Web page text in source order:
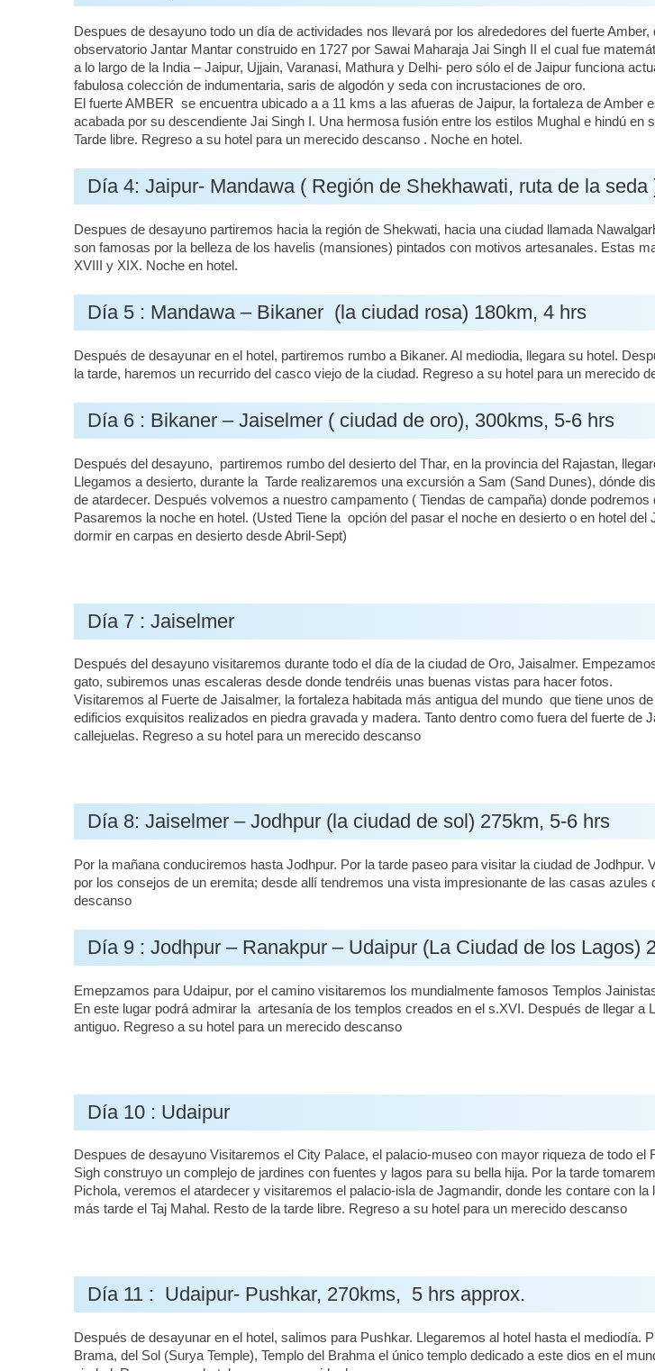
Despues de desayuno todo un día de actividades nos llevará por los alrededores del fuerte
observatorio Jantar Mantar construido en 1727 por Sawai Maharaja Jai Singh II el cual fue
a lo largo de la India – Jaipur, Ujjain, Varanasi, Mathura y Delhi- pero sólo el de Jaipur funciona
fabulosa colección de indumentaria, saris de algodón y seda con incrustaciones de oro.
El fuerte AMBER se encuentra ubicado a a 11 kms a las afueras de Jaipur, la fortaleza de
acabada por su descendiente Jai Singh I. Una hermosa fusión entre los estilos Mughal e hindú
Tarde libre. Regreso a su hotel para un merecido descanso . Noche en hotel.
Día 4: Jaipur- Mandawa ( Región de Shekhawati, ruta de la seda
Despues de desayuno partiremos hacia la región de Shekwati, hacia una ciudad llamada
son famosas por la belleza de los havelis (mansiones) pintados con motivos artesanales. Estas
XVIII y XIX. Noche en hotel.
Día 5 : Mandawa – Bikaner (la ciudad rosa) 180km, 4 hrs
Después de desayunar en el hotel, partiremos rumbo a Bikaner. Al mediodia, llegara su hotel.
la tarde, haremos un recurrido del casco viejo de la ciudad. Regreso a su hotel para un merecido
Día 6 : Bikaner – Jaiselmer ( ciudad de oro), 300kms, 5-6 hrs
Después del desayuno, partiremos rumbo del desierto del Thar, en la provincia del Rajastan,
Llegamos a desierto, durante la Tarde realizaremos una excursión a Sam (Sand Dunes), dónde
de atardecer. Después volvemos a nuestro campamento ( Tiendas de campaña) donde
Pasaremos la noche en hotel. (Usted Tiene la opción del pasar el noche en desierto o en hotel
dormir en carpas en desierto desde Abril-Sept)
Día 7 : Jaiselmer
Después del desayuno visitaremos durante todo el día de la ciudad de Oro, Jaisalmer.
gato, subiremos unas escaleras desde donde tendréis unas buenas vistas para hacer fotos.
Visitaremos al Fuerte de Jaisalmer, la fortaleza habitada más antigua del mundo que tiene unos
edificios exquisitos realizados en piedra gravada y madera. Tanto dentro como fuera del fuerte
callejuelas. Regreso a su hotel para un merecido descanso
Día 8: Jaiselmer – Jodhpur (la ciudad de sol) 275km, 5-6 hrs
Por la mañana conduciremos hasta Jodhpur. Por la tarde paseo para visitar la ciudad de
por los consejos de un eremita; desde allí tendremos una vista impresionante de las casas
descanso
Día 9 : Jodhpur – Ranakpur – Udaipur (La Ciudad de los Lagos)
Emepzamos para Udaipur, por el camino visitaremos los mundialmente famosos Templos
En este lugar podrá admirar la artesanía de los templos creados en el s.XVI. Después de llegar
antiguo. Regreso a su hotel para un merecido descanso
Día 10 : Udaipur
Despues de desayuno Visitaremos el City Palace, el palacio-museo con mayor riqueza de todo
Sigh construyo un complejo de jardines con fuentes y lagos para su bella hija. Por la tarde
Pichola, veremos el atardecer y visitaremos el palacio-isla de Jagmandir, donde les contare con
más tarde el Taj Mahal. Resto de la tarde libre. Regreso a su hotel para un merecido descanso
Día 11 : Udaipur- Pushkar, 270kms, 5 hrs approx.
Después de desayunar en el hotel, salimos para Pushkar. Llegaremos al hotel hasta el
Brama, del Sol (Surya Temple), Templo del Brahma el único templo dedicado a este dios en el